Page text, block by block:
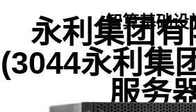
智算基础设
永利集团有
(3044永利集
服务